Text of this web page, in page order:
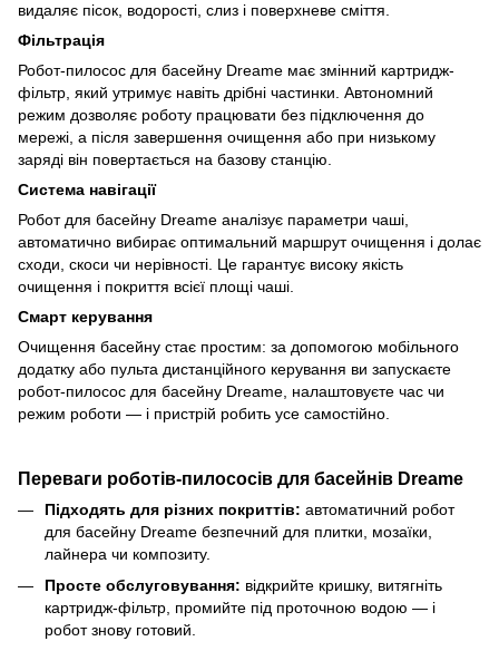
видаляє пісок, водорості, слиз і поверхневе сміття.
Фільтрація
Робот-пилосос для басейну Dreame має змінний картридж-
фільтр, який утримує навіть дрібні частинки. Автономний
режим дозволяє роботу працювати без підключення до
мережі, а після завершення очищення або при низькому
заряді він повертається на базову станцію.
Система навігації
Робот для басейну Dreame аналізує параметри чаші,
автоматично вибирає оптимальний маршрут очищення і долає
сходи, скоси чи нерівності. Це гарантує високу якість
очищення і покриття всієї площі чаші.
Смарт керування
Очищення басейну стає простим: за допомогою мобільного
додатку або пульта дистанційного керування ви запускаєте
робот-пилосос для басейну Dreame, налаштовуєте час чи
режим роботи — і пристрій робить усе самостійно.
Переваги роботів-пилососів для басейнів Dreame
Підходять для різних покриттів: автоматичний робот
для басейну Dreame безпечний для плитки, мозаїки,
лайнера чи композиту.
Просте обслуговування: відкрийте кришку, витягніть
картридж-фільтр, промийте під проточною водою — і
робот знову готовий.